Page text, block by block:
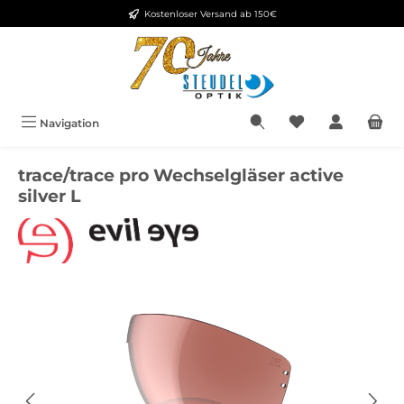
Zum Hauptinhalt springenKostenloser Versand ab 150€
Navigation
trace/trace pro Wechselgläser active
silver L